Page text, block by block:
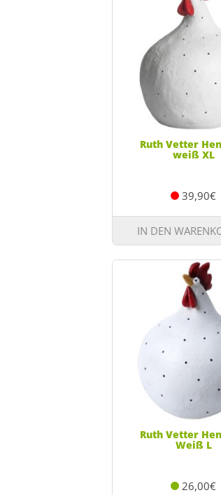
Ruth Vetter
weiß XL
39,90€
IN DEN
Ruth Vetter
Weiß L
26,00€